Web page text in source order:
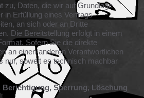
zu, Daten, die wir auf Grundlage
in Erfüllung eines Vertrags
an sich oder an Dritte
Die Bereitstellung erfolgt in einem
Sofern Sie die direkte
an einen anderen Verantwortlichen
nur, soweit es technisch machbar
Berichtigung, Sperrung, Löschung